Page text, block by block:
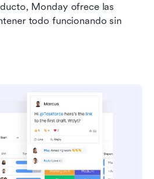
Monday ofrece las
todo funcionando sin